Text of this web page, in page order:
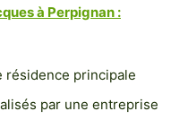
à Perpignan :
résidence principale
par une entreprise